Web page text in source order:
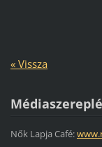
« Vissza
Nők Lapja Café: